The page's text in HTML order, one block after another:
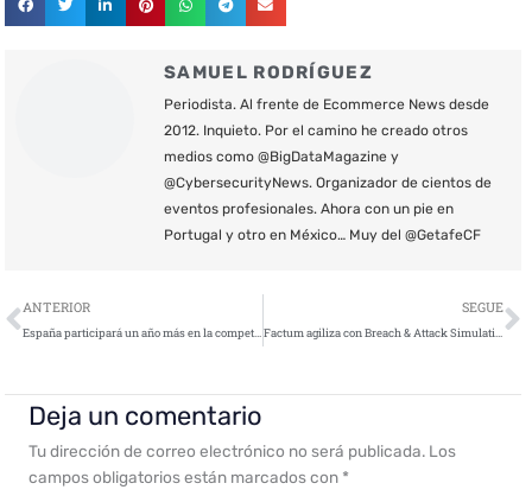
SAMUEL RODRÍGUEZ
Periodista. Al frente de Ecommerce News desde
2012. Inquieto. Por el camino he creado otros
medios como @BigDataMagazine y
@CybersecurityNews. Organizador de cientos de
eventos profesionales. Ahora con un pie en
Portugal y otro en México… Muy del @GetafeCF
Ant
ANTERIOR
España participará un año más en la competición europea de ciberseguridad en Bucarest
SEGUE
Factum agiliza con Breach & Attack Simulation el testeo y evaluación de la ciberseguridad corporativa
Deja un comentario
Tu dirección de correo electrónico no será publicada. Los
campos obligatorios están marcados con *